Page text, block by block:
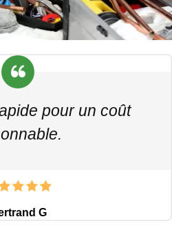
pour un coût
G